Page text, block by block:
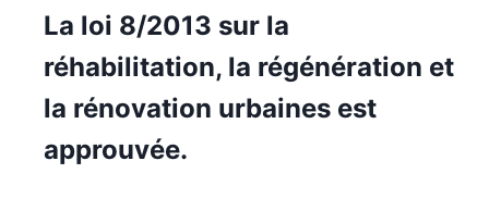
La loi 8/2013 sur la
réhabilitation, la régénération et
la rénovation urbaines est
approuvée.